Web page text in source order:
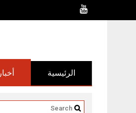
أخبار الرئيسية